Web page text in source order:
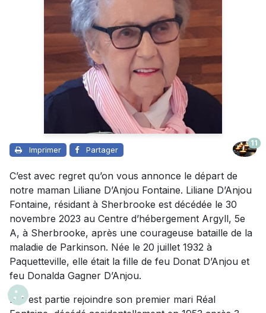
Imprimer Partager
11
C’est avec regret qu’on vous annonce le départ de
notre maman Liliane D’Anjou Fontaine. Liliane D’Anjou
Fontaine, résidant à Sherbrooke est décédée le 30
novembre 2023 au Centre d’hébergement Argyll, 5e
A, à Sherbrooke, après une courageuse bataille de la
maladie de Parkinson. Née le 20 juillet 1932 à
Paquetteville, elle était la fille de feu Donat D’Anjou et
feu Donalda Gagner D’Anjou.
Elle est partie rejoindre son premier mari Réal